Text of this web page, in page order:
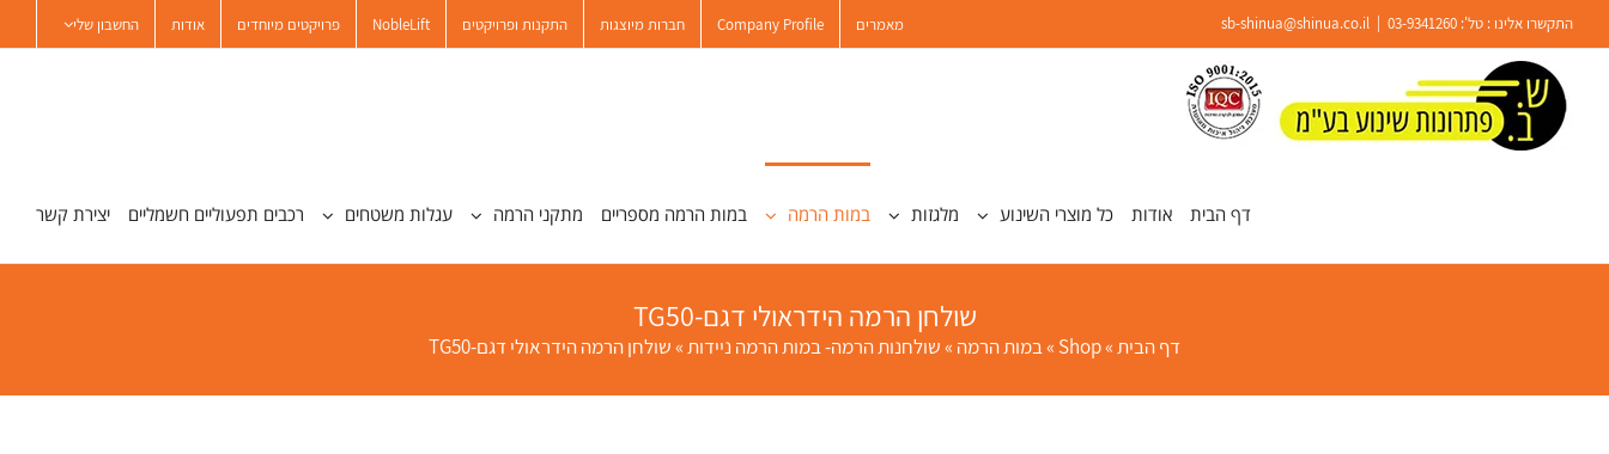
פתח סרגל נגישות
content
התקשרו אלינו : טל': 03-9341260
sb-shinua@shinua.co.il מאמרים Company Profile חברות מיוצגות התקנות ופרויקטים NobleLift פרויקטים מיוחדים אודות החשבון שלי
דף הבית אודות כל מוצרי השינוע מלגזות במות הרמה במות הרמה מספריים מתקני הרמה עגלות משטחים רכבים תפעוליים חשמליים יצירת קשר
שולחן הרמה הידראולי דגם-TG50
דף הבית»
Shop
»במות הרמה »שולחנות הרמה- במות הרמה ניידות»שולחן הרמה הידראולי דגם-TG50